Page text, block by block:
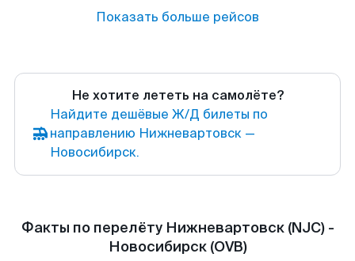
Показать больше рейсов
Не хотите лететь на самолёте?
Найдите дешёвые Ж/Д билеты по
направлению Нижневартовск —
Новосибирск.
Факты по перелёту Нижневартовск (NJC) -
Новосибирск (OVB)